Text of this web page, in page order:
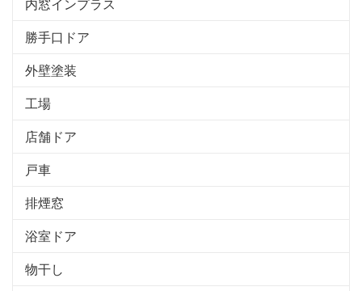
勝手口ドア
外壁塗装
工場
店舗ドア
戸車
排煙窓
浴室ドア
物干し